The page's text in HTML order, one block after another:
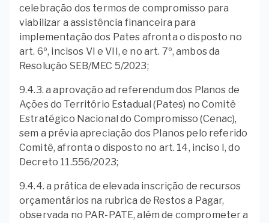
celebração dos termos de compromisso para
viabilizar a assistência financeira para
implementação dos Pates afronta o disposto no
art. 6º, incisos VI e VII, e no art. 7º, ambos da
Resolução SEB/MEC 5/2023;
9.4.3. a aprovação ad referendum dos Planos de
Ações do Território Estadual (Pates) no Comitê
Estratégico Nacional do Compromisso (Cenac),
sem a prévia apreciação dos Planos pelo referido
Comitê, afronta o disposto no art. 14, inciso I, do
Decreto 11.556/2023;
9.4.4. a prática de elevada inscrição de recursos
orçamentários na rubrica de Restos a Pagar,
observada no PAR-PATE, além de comprometer a